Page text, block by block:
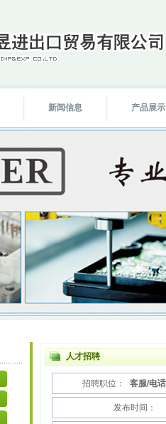
新闻信息 产品展示
人才招聘
招聘职位： 客服/电
发布时间：